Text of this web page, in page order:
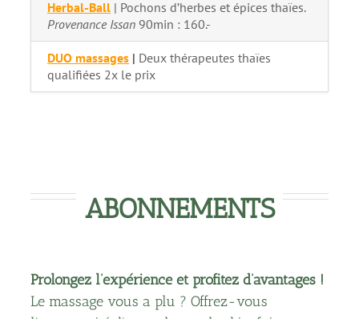
Herbal-Ball | Pochons d’herbes et épices thaïes.
Provenance Issan 90min : 160.-
DUO massages | Deux thérapeutes thaïes
qualifiées 2x le prix
ABONNEMENTS
Prolongez l’expérience et profitez d’avantages !
Le massage vous a plu ? Offrez-vous